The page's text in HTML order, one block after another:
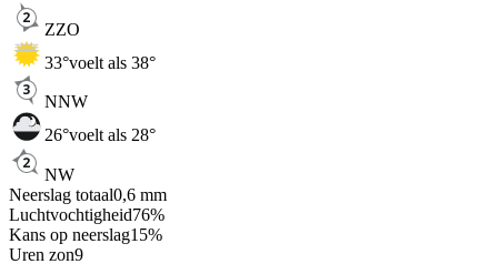
ZZO
33°voelt als 38°
NNW
26°voelt als 28°
NW
Neerslag totaal0,6 mm
Luchtvochtigheid76%
Kans op neerslag15%
Uren zon9